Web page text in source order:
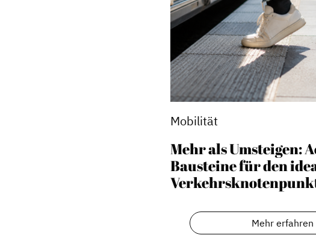
Geschichte des Dachverbandes
Vorteile für Mitglieder
Mobilität
Mehr als Umsteigen:
Bausteine für den
Mehr erfahren